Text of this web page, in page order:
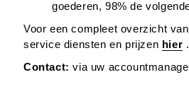
goederen, 98% de
Voor een compleet overzicht
service diensten en prijzen hier .
Contact:via uw